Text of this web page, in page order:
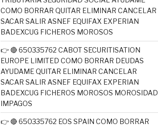
COMO BORRAR QUITAR ELIMINAR CANCELAR
SACAR SALIR ASNEF EQUIFAX EXPERIAN
BADEXCUG FICHEROS MOROSOS
👉 🔴 650335762 CABOT SECURITISATION
EUROPE LIMITED COMO BORRAR DEUDAS
AYUDAME QUITAR ELIMINAR CANCELAR
SACAR SALIR ASNEF EQUIFAX EXPERIAN
BADEXCUG FICHEROS MOROSOS MOROSIDAD
IMPAGOS
👉 🔴 650335762 EOS SPAIN COMO BORRAR